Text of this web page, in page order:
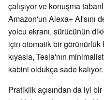
çalışıyor ve konuşma
Amazon'un Alexa+ AI'sını
yolcu ekranı, sürücünün
için otomatik bir görünürlük
kıyasla, Tesla'nın
kabini oldukça sade kalıyor.
Pratiklik açısından da iyi